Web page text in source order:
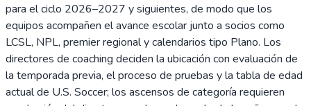
para el ciclo 2026–2027 y siguientes, de modo que los
equipos acompañen el avance escolar junto a socios como
LCSL, NPL, premier regional y calendarios tipo Plano. Los
directores de coaching deciden la ubicación con evaluación de
la temporada previa, el proceso de pruebas y la tabla de edad
actual de U.S. Soccer; los ascensos de categoría requieren